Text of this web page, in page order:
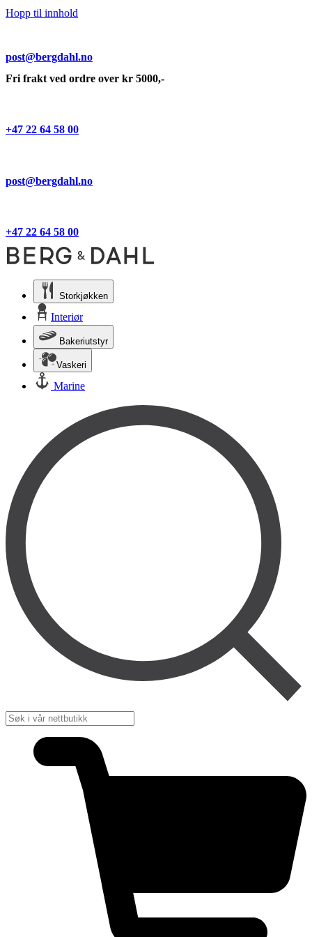
Hopp til innhold
post@bergdahl.no
Fri frakt ved ordre over kr 5000,-
+47 22 64 58 00
post@bergdahl.no
+47 22 64 58 00
Storkjøkken
Interiør
Bakeriutstyr
Vaskeri
Marine